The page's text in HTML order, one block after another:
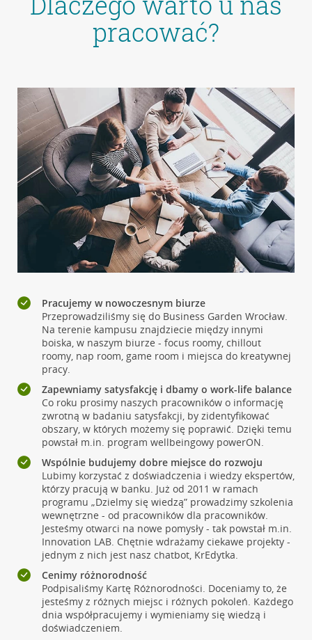
pracować?
Pracujemy w nowoczesnym biurze
Przeprowadziliśmy się do Business Garden Wrocław.
Na terenie kampusu znajdziecie między innymi
boiska, w naszym biurze - focus roomy, chillout
roomy, nap room, game room i miejsca do kreatywnej
pracy.
Zapewniamy satysfakcję i dbamy o work-life balance
Co roku prosimy naszych pracowników o informację
zwrotną w badaniu satysfakcji, by zidentyfikować
obszary, w których możemy się poprawić. Dzięki temu
powstał m.in. program wellbeingowy powerON.
Wspólnie budujemy dobre miejsce do rozwoju
Lubimy korzystać z doświadczenia i wiedzy ekspertów,
którzy pracują w banku. Już od 2011 w ramach
programu „Dzielmy się wiedzą” prowadzimy szkolenia
wewnętrzne - od pracowników dla pracowników.
Jesteśmy otwarci na nowe pomysły - tak powstał m.in.
Innovation LAB. Chętnie wdrażamy ciekawe projekty -
jednym z nich jest nasz chatbot, KrEdytka.
Cenimy różnorodność
Podpisaliśmy Kartę Różnorodności. Doceniamy to, że
jesteśmy z różnych miejsc i różnych pokoleń. Każdego
dnia współpracujemy i wymieniamy się wiedzą i
doświadczeniem.